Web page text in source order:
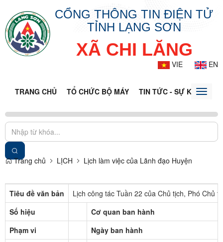
CỔNG THÔNG TIN ĐIỆN TỬ
TỈNH LẠNG SƠN
XÃ CHI LĂNG
VIE EN
TRANG CHỦ TỔ CHỨC BỘ MÁY TIN TỨC - SỰ KIỆNToggle
Trang chủ LỊCH Lịch làm việc của Lãnh đạo Huyện
Tiêu đề văn bản
Lịch công tác Tuần 22 của Chủ tịch, Phó Chủ
Số hiệu
Cơ quan ban hành
Phạm vi
Ngày ban hành